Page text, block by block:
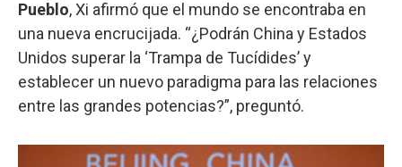
Pueblo, Xi afirmó que el mundo se encontraba en
una nueva encrucijada. “¿Podrán China y Estados
Unidos superar la ‘Trampa de Tucídides’ y
establecer un nuevo paradigma para las relaciones
entre las grandes potencias?”, preguntó.